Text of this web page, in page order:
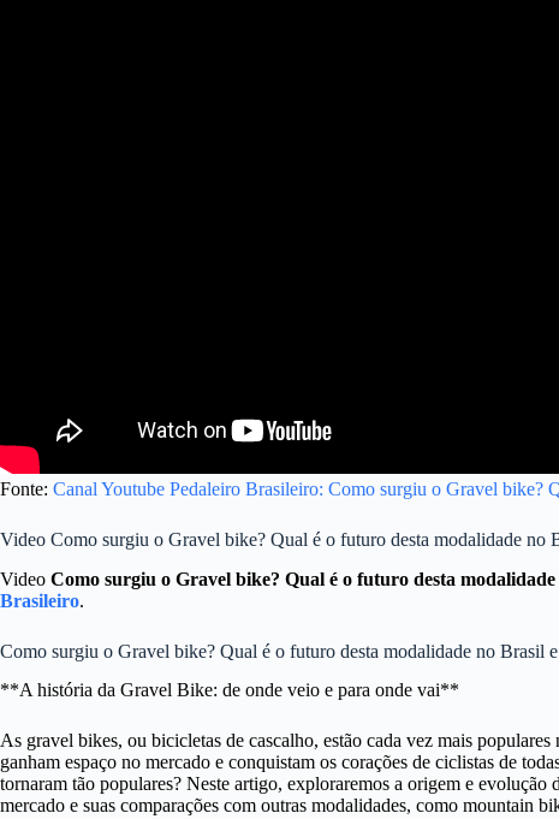
Fonte: Canal Youtube Pedaleiro Brasileiro: Como surgiu o Gravel bike?
Video Como surgiu o Gravel bike? Qual é o futuro desta modalidade no
Video Como surgiu o Gravel bike? Qual é o futuro desta
Brasileiro.
Como surgiu o Gravel bike? Qual é o futuro desta modalidade no Brasil
**A história da Gravel Bike: de onde veio e para onde vai**
As gravel bikes, ou bicicletas de cascalho, estão cada vez mais
ganham espaço no mercado e conquistam os corações de ciclistas de
tornaram tão populares? Neste artigo, exploraremos a origem e evolução
mercado e suas comparações com outras modalidades, como mountain